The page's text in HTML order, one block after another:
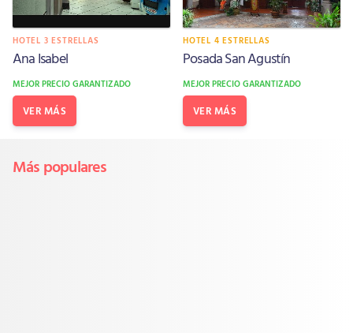
HOTEL 3 ESTRELLAS
Ana Isabel
MEJOR PRECIO GARANTIZADO
VER MÁS
HOTEL 4 ESTRELLAS
Posada San Agustín
MEJOR PRECIO GARANTIZADO
VER MÁS
Más populares